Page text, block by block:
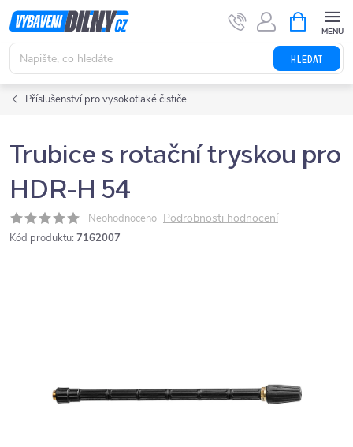
Přejít
na
obsah
HLEDAT
NÁKUPNÍ
KOŠÍK
Příslušenství pro vysokotlaké čističe
Trubice s rotační tryskou pro
HDR-H 54
Neohodnoceno Podrobnosti hodnocení
Kód produktu: 7162007